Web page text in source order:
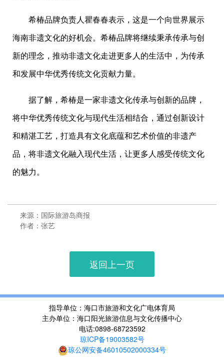
希椿品牌负责人瞿春春表示，这是一个向世界展示
海南非遗文化的好机会。希椿品牌将继续秉承传承与创
新的理念，推动非遗文化走进更多人的生活中，为传承
和发展中华优秀传统文化贡献力量。
据了解，希椿是一家非遗文化传承与创新的品牌，
将中华优秀传统文化与现代生活相结合，通过创新设计
和精湛工艺，打造具有文化底蕴和艺术价值的非遗产
品，将非遗文化融入现代生活，让更多人感受传统文化
的魅力。
来源：国际旅游岛商报
作者：张艺
返回上一页
指导单位：海口市旅游和文化广电体育局
主办单位：海口阳光旅游信息与文化传播中心
电话:0898-68723592
琼ICP备19003582号
琼公网安备46010502000334号